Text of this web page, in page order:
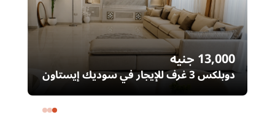
13,000جنيه
دوبلكس 3 غرف للإيجار في سوديك إيستاون
– التجمع الخامس | غرفة ناني